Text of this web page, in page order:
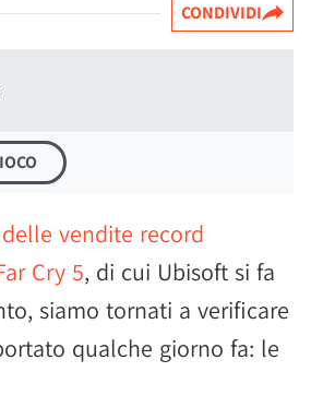
CONDIVIDI
delle vendite record
Cry 5, di cui Ubisoft si fa
siamo tornati a verificare
qualche giorno fa: le